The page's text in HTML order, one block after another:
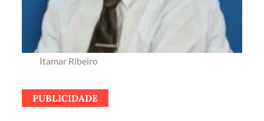
Itamar Ribeiro
PUBLICIDADE